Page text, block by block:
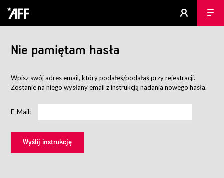
Nie pamiętam hasła
Wpisz swój adres email, który podałeś/podałaś przy rejestracji.
Zostanie na niego wysłany email z instrukcją nadania nowego hasła.
E-Mail: